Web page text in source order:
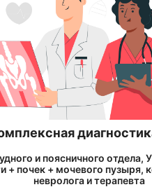
и поясничного
+ почек + мочевого пузыря,
невролога и терапевта